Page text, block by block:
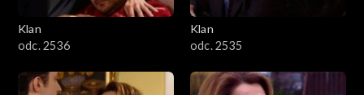
Klan
odc. 2536
Klan
odc. 2535